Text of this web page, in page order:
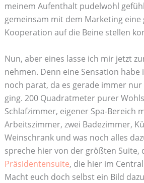
meinem Aufenthalt pudelwohl
gemeinsam mit dem Marketing eine
Kooperation auf die Beine stellen
Nun, aber eines lasse ich mir jetzt
nehmen. Denn eine Sensation habe
noch parat, da es gerade immer nur
ging. 200 Quadratmeter purer
Schlafzimmer, eigener Spa-Bereich
Arbeitszimmer, zwei Badezimmer,
Weinschrank und was noch alles
spreche hier von der größten Suite,
Präsidentensuite, die hier im
Macht euch doch selbst ein Bild